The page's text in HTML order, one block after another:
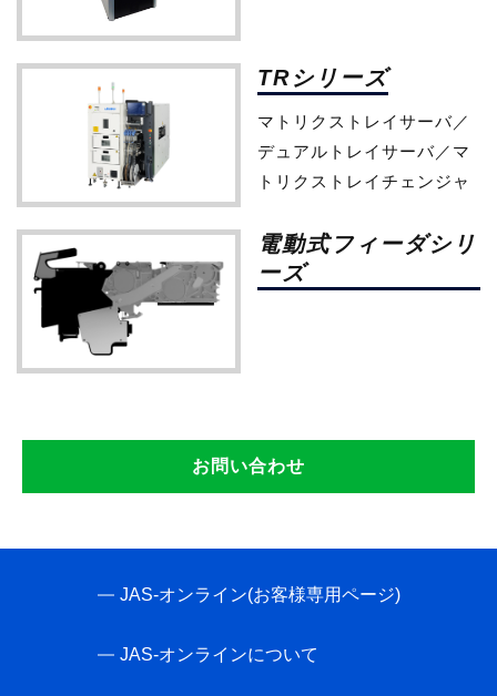
TRシリーズ
マトリクストレイサーバ／
デュアルトレイサーバ／マ
トリクストレイチェンジャ
電動式フィーダシリ
ーズ
お問い合わせ
JAS-オンライン(お客様専用ページ)
JAS-オンラインについて